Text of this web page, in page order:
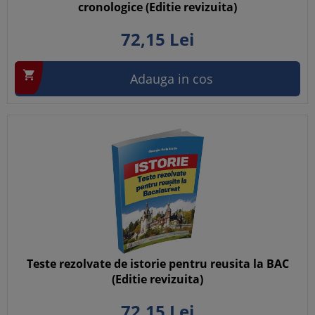
cronologice (Editie revizuita)
72,15 Lei
 Adauga in cos
Teste rezolvate de istorie pentru reusita la BAC
(Editie revizuita)